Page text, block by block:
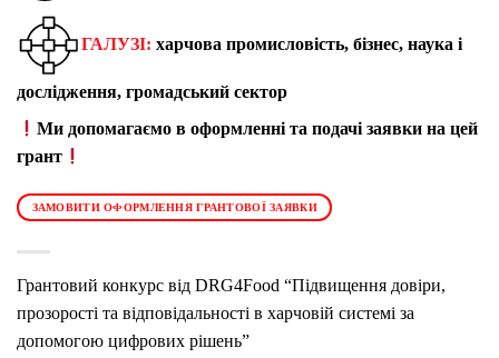
ГАЛУЗІ: харчова промисловість, бізнес, наука і
дослідження, громадський сектор
Ми допомагаємо в оформленні та подачі заявки на цей
грант
ЗАМОВИТИ ОФОРМЛЕННЯ ГРАНТОВОЇ ЗАЯВКИ
Грантовий конкурс від DRG4Food “Підвищення довіри,
прозорості та відповідальності в харчовій системі за
допомогою цифрових рішень”